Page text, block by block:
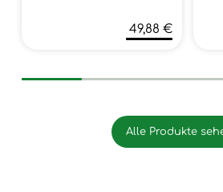
49,88 €
Alle Produkte